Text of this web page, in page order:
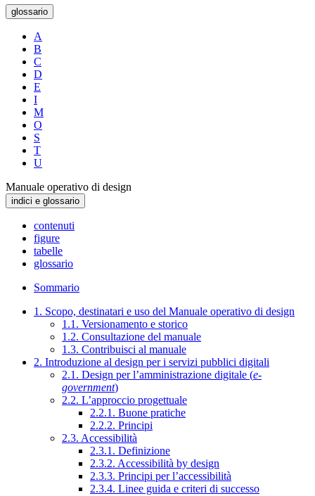
glossario
A
B
C
D
E
I
M
O
S
T
U
Manuale operativo di design
indici e glossario
contenuti
figure
tabelle
glossario
Sommario
1. Scopo, destinatari e uso del Manuale operativo di design
1.1. Versionamento e storico
1.2. Consultazione del manuale
1.3. Contribuisci al manuale
2. Introduzione al design per i servizi pubblici digitali
2.1. Design per l’amministrazione digitale (e-
government)
2.2. L’approccio progettuale
2.2.1. Buone pratiche
2.2.2. Principi
2.3. Accessibilità
2.3.1. Definizione
2.3.2. Accessibilità by design
2.3.3. Principi per l’accessibilità
2.3.4. Linee guida e criteri di successo